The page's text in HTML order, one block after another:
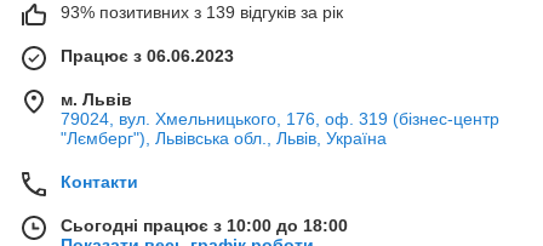
93% позитивних з 139 відгуків за рік
Працює з 06.06.2023
м. Львів
79024, вул. Хмельницького, 176, оф. 319 (бізнес-центр
"Лємберг"), Львівська обл., Львів, Україна
Контакти
Сьогодні працює з 10:00 до 18:00